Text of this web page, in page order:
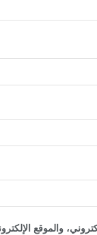
والموقع